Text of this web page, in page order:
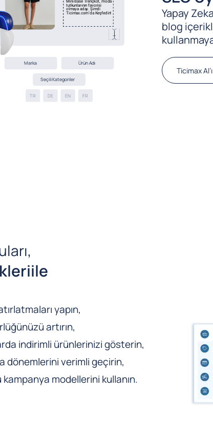
Yapay
blog
Ticimax
ile
yapın,
artırın,
indirimli ürünlerinizi gösterin,
dönemlerini verimli geçirin,
modellerini kullanın.